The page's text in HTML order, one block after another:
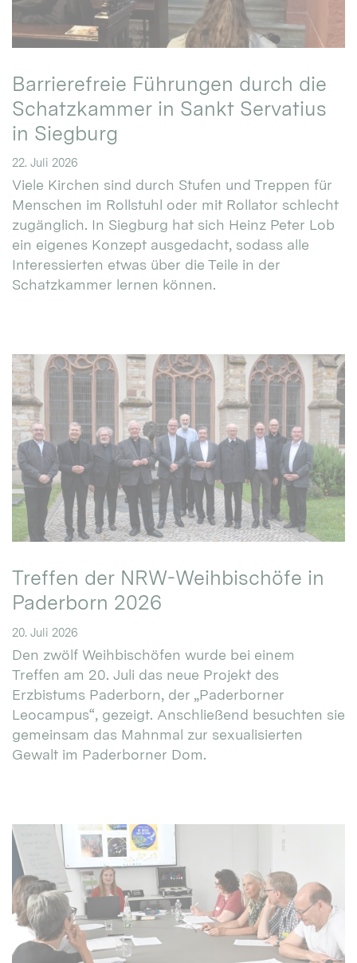
Barrierefreie Führungen durch die
Schatzkammer in Sankt Servatius
in Siegburg
22. Juli 2026
Viele Kirchen sind durch Stufen und Treppen für
Menschen im Rollstuhl oder mit Rollator schlecht
zugänglich. In Siegburg hat sich Heinz Peter Lob
ein eigenes Konzept ausgedacht, sodass alle
Interessierten etwas über die Teile in der
Schatzkammer lernen können.
Treffen der NRW-Weihbischöfe in
Paderborn 2026
20. Juli 2026
Den zwölf Weihbischöfen wurde bei einem
Treffen am 20. Juli das neue Projekt des
Erzbistums Paderborn, der „Paderborner
Leocampus“, gezeigt. Anschließend besuchten sie
gemeinsam das Mahnmal zur sexualisierten
Gewalt im Paderborner Dom.